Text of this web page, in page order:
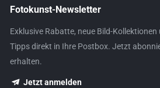
Fotokunst-Newsletter
Exklusive Rabatte, neue Bild-
Tipps direkt in Ihre Postbox. Jetzt
erhalten.
Jetzt anmelden